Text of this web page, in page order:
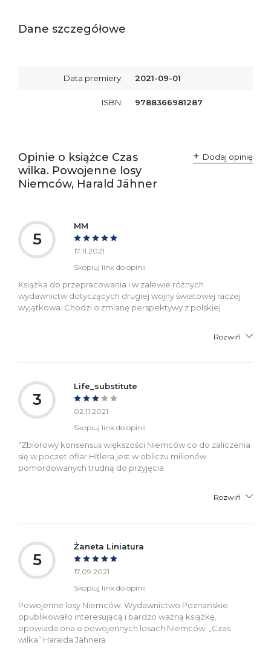
Dane szczegółowe
Data premiery: 2021-09-01
ISBN: 9788366981287
Opinie o książce Czas
wilka. Powojenne losy
Niemców, Harald Jähner
Dodaj opinię
5
MM
17.11.2021
Skopiuj link do opinii
Książka do przepracowania i w zalewie różnych
wydawnictw dotyczących drugiej wojny światowej raczej
wyjątkowa. Chodzi o zmianę perspektywy z polskiej
Rozwiń
3
Life_substitute
02.11.2021
Skopiuj link do opinii
"Zbiorowy konsensus większości Niemców co do zaliczenia
się w poczet ofiar Hitlera jest w obliczu milionów
pomordowanych trudną do przyjęcia
Rozwiń
5
Żaneta Liniatura
17.09.2021
Skopiuj link do opinii
Powojenne losy Niemców. Wydawnictwo Poznańskie
opublikowało interesującą i bardzo ważną książkę,
opowiada ona o powojennych losach Niemców. „Czas
wilka” Haralda Jähnera